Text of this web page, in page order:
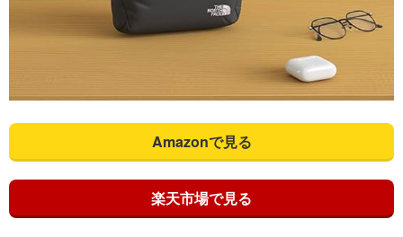
Amazonで見る
楽天市場で見る